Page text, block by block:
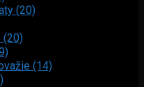
(20)
(20)
(14)